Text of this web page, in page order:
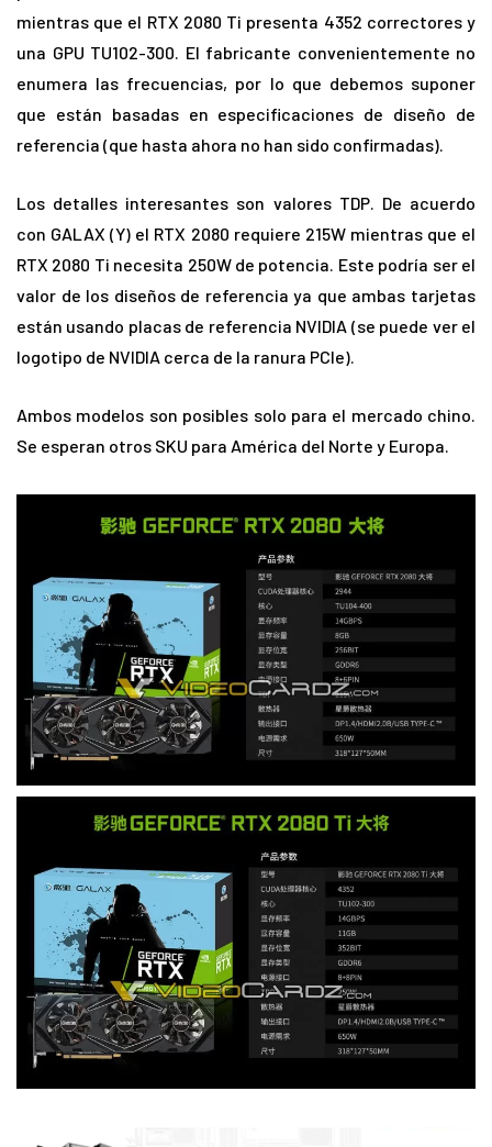
mientras que el RTX 2080 Ti presenta 4352 correctores y
una GPU TU102-300. El fabricante convenientemente no
enumera las frecuencias, por lo que debemos suponer
que están basadas en especificaciones de diseño de
referencia (que hasta ahora no han sido confirmadas).
Los detalles interesantes son valores TDP. De acuerdo
con GALAX (Y) el RTX 2080 requiere 215W mientras que el
RTX 2080 Ti necesita 250W de potencia. Este podría ser el
valor de los diseños de referencia ya que ambas tarjetas
están usando placas de referencia NVIDIA (se puede ver el
logotipo de NVIDIA cerca de la ranura PCIe).
Ambos modelos son posibles solo para el mercado chino.
Se esperan otros SKU para América del Norte y Europa.